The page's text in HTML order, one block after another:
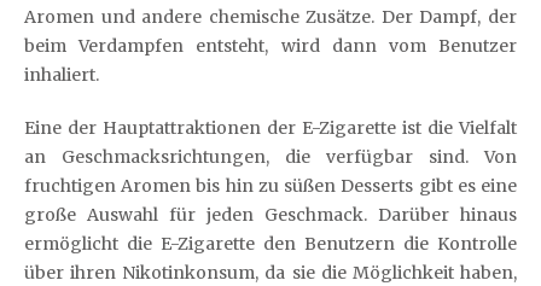
Aromen und andere chemische Zusätze. Der Dampf, der
beim Verdampfen entsteht, wird dann vom Benutzer
inhaliert.
Eine der Hauptattraktionen der E-Zigarette ist die Vielfalt
an Geschmacksrichtungen, die verfügbar sind. Von
fruchtigen Aromen bis hin zu süßen Desserts gibt es eine
große Auswahl für jeden Geschmack. Darüber hinaus
ermöglicht die E-Zigarette den Benutzern die Kontrolle
über ihren Nikotinkonsum, da sie die Möglichkeit haben,